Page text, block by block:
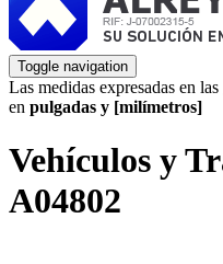
Toggle navigation
Las medidas expresadas en
en pulgadas y [milímetros]
Vehículos y
A04802